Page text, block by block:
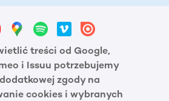
treści od Google,
i Issuu potrzebujemy
zgody na
cookies i wybranych